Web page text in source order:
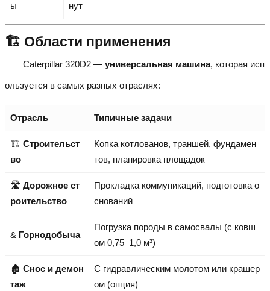
ы
нут
🏗️ Области применения
Caterpillar 320D2 — универсальная машина, которая исп
ользуется в самых разных отраслях:
Отрасль Типичные задачи
🏗️ Строительст
во
Копка котлованов, траншей, фундамен
тов, планировка площадок
🛣️ Дорожное ст
роительство
Прокладка коммуникаций, подготовка о
снований
& Горнодобыча
Погрузка породы в самосвалы (с ковш
ом 0,75–1,0 м³)
🏚️ Снос и демон
таж
С гидравлическим молотом или крашер
ом (опция)